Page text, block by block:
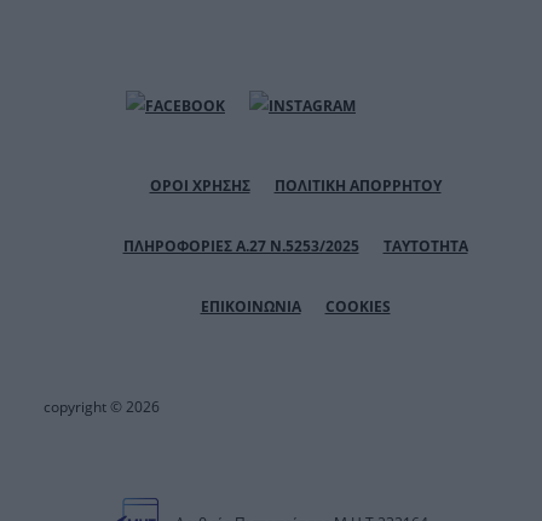
ΟΡΟΙ ΧΡΗΣΗΣ ΠΟΛΙΤΙΚΗ ΑΠΟΡΡΗΤΟΥ
ΠΛΗΡΟΦΟΡΙΕΣ Α.27 Ν.5253/2025 ΤΑΥΤΟΤΗΤΑ
ΕΠΙΚΟΙΝΩΝΙΑ COOKIES
copyright © 2026